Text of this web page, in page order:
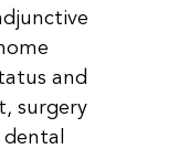
and
surgery